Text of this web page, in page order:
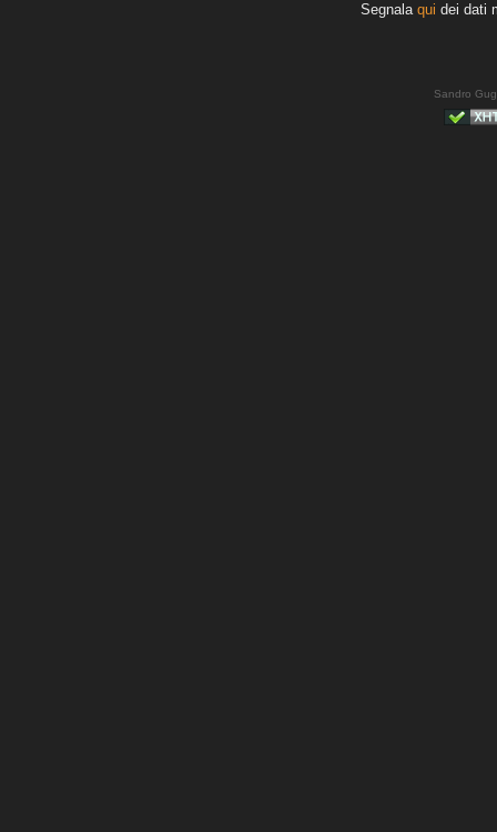
Segnala qui dei dati
Sandro